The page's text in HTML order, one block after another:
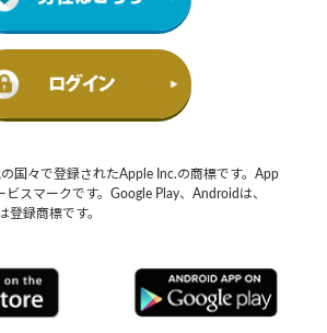
国々で登録されたApple Inc.の商標です。App
スマークです。Google Play、Androidは、
登録商標です。